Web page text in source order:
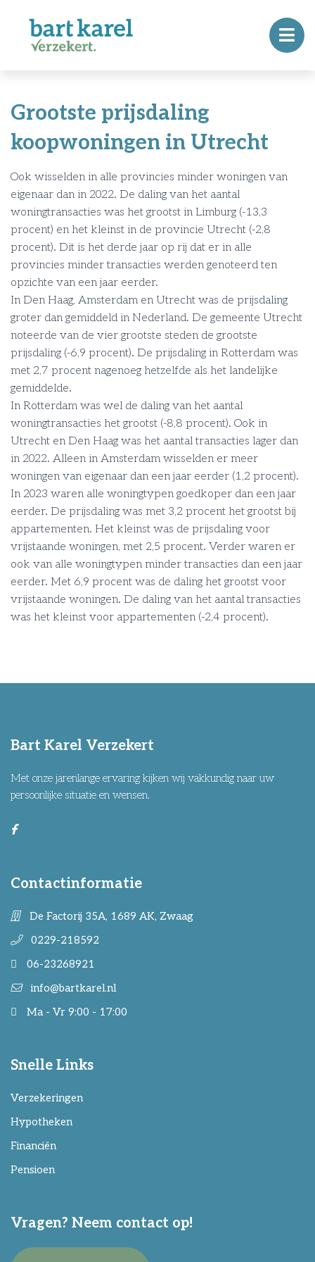
Grootste prijsdaling
koopwoningen in Utrecht
Ook wisselden in alle provincies minder woningen van
eigenaar dan in 2022. De daling van het aantal
woningtransacties was het grootst in Limburg (-13,3
procent) en het kleinst in de provincie Utrecht (-2,8
procent). Dit is het derde jaar op rij dat er in alle
provincies minder transacties werden genoteerd ten
opzichte van een jaar eerder.
In Den Haag, Amsterdam en Utrecht was de prijsdaling
groter dan gemiddeld in Nederland. De gemeente Utrecht
noteerde van de vier grootste steden de grootste
prijsdaling (-6,9 procent). De prijsdaling in Rotterdam was
met 2,7 procent nagenoeg hetzelfde als het landelijke
gemiddelde.
In Rotterdam was wel de daling van het aantal
woningtransacties het grootst (-8,8 procent). Ook in
Utrecht en Den Haag was het aantal transacties lager dan
in 2022. Alleen in Amsterdam wisselden er meer
woningen van eigenaar dan een jaar eerder (1,2 procent).
In 2023 waren alle woningtypen goedkoper dan een jaar
eerder. De prijsdaling was met 3,2 procent het grootst bij
appartementen. Het kleinst was de prijsdaling voor
vrijstaande woningen, met 2,5 procent. Verder waren er
ook van alle woningtypen minder transacties dan een jaar
eerder. Met 6,9 procent was de daling het grootst voor
vrijstaande woningen. De daling van het aantal transacties
was het kleinst voor appartementen (-2,4 procent).
Bart Karel Verzekert
Met onze jarenlange ervaring kijken wij vakkundig naar uw
persoonlijke situatie en wensen.
Contactinformatie
De Factorij 35A, 1689 AK, Zwaag
0229-218592
06-23268921
info@bartkarel.nl
Ma - Vr 9:00 - 17:00
Snelle Links
Verzekeringen
Hypotheken
Financiën
Pensioen
Vragen? Neem contact op!